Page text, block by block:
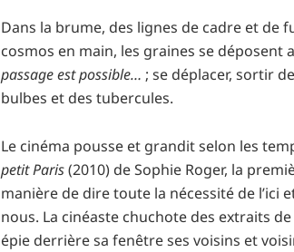
Dans la brume, des lignes de cadre et de
cosmos en main, les graines se déposent
passage est possible… ; se déplacer, sortir
bulbes et des tubercules.
Le cinéma pousse et grandit selon les
petit Paris(2010) de Sophie Roger, la
manière de dire toute la nécessité de l’ici
nous. La cinéaste chuchote des extraits de
épie derrière sa fenêtre ses voisins et